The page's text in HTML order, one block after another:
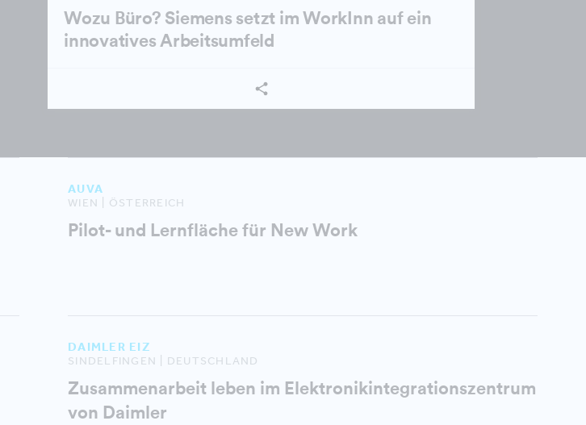
Wozu Büro? Siemens setzt im WorkInn auf ein
innovatives Arbeitsumfeld
AUVA
WIEN | ÖSTERREICH
Pilot- und Lernfläche für New Work
DAIMLER EIZ
SINDELFINGEN | DEUTSCHLAND
Zusammenarbeit leben im Elektronikintegrationszentrum
von Daimler